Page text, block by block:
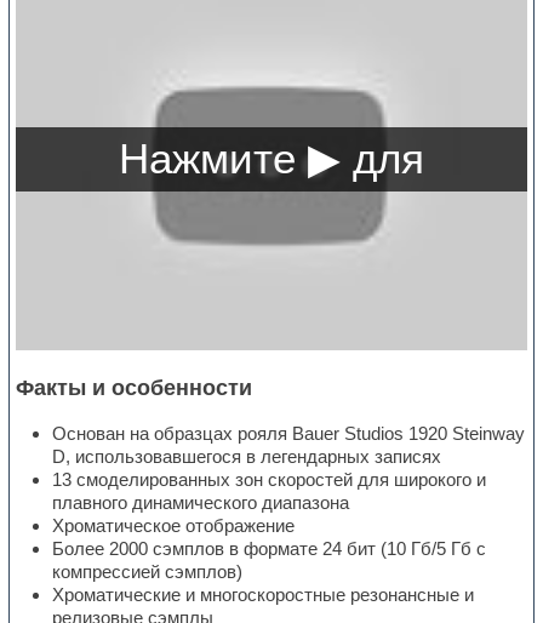
Факты и особенности
Основан на образцах рояля Bauer Studios 1920 Steinway
D, использовавшегося в легендарных записях
13 смоделированных зон скоростей для широкого и
плавного динамического диапазона
Хроматическое отображение
Более 2000 сэмплов в формате 24 бит (10 Гб/5 Гб с
компрессией сэмплов)
Хроматические и многоскоростные резонансные и
релизовые сэмплы